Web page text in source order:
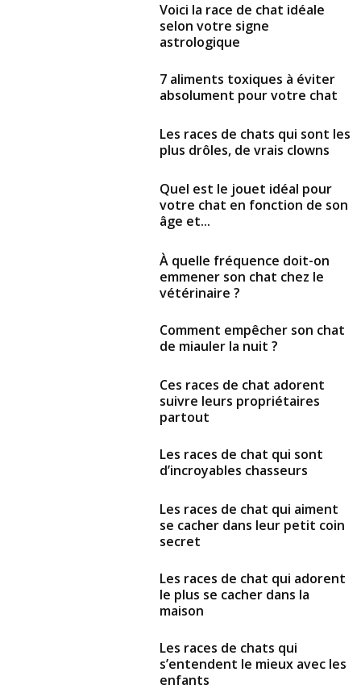
Voici la race de chat idéale
selon votre signe
astrologique
7 aliments toxiques à éviter
absolument pour votre chat
Les races de chats qui sont les
plus drôles, de vrais clowns
Quel est le jouet idéal pour
votre chat en fonction de son
âge et...
À quelle fréquence doit-on
emmener son chat chez le
vétérinaire ?
Comment empêcher son chat
de miauler la nuit ?
Ces races de chat adorent
suivre leurs propriétaires
partout
Les races de chat qui sont
d’incroyables chasseurs
Les races de chat qui aiment
se cacher dans leur petit coin
secret
Les races de chat qui adorent
le plus se cacher dans la
maison
Les races de chats qui
s’entendent le mieux avec les
enfants